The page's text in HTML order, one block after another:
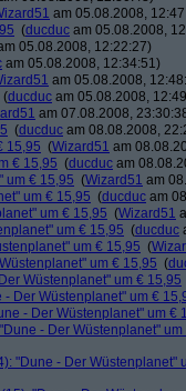
am 05.08.2008,
(ducduc am 05.08.2008,
05.08.2008, 12:22:27)
am 05.08.2008, 12:34:51)
am 05.08.2008,
(ducduc am 05.08.2008,
am 07.08.2008,
(ducduc am 08.08.2008,
15,95 (Wizard51 am
€ 15,95 (ducduc am
um € 15,95 (Wizard51 am
um € 15,95 (ducduc am
um € 15,95 (Wizard51
um € 15,95 (ducduc
um € 15,95 (
um € 15,95 (
Wüstenplanet" um € 15,95
- Der Wüstenplanet" um €
- Der Wüstenplanet" um €
- Der Wüstenplanet"
"Dune - Der Wüstenplanet"